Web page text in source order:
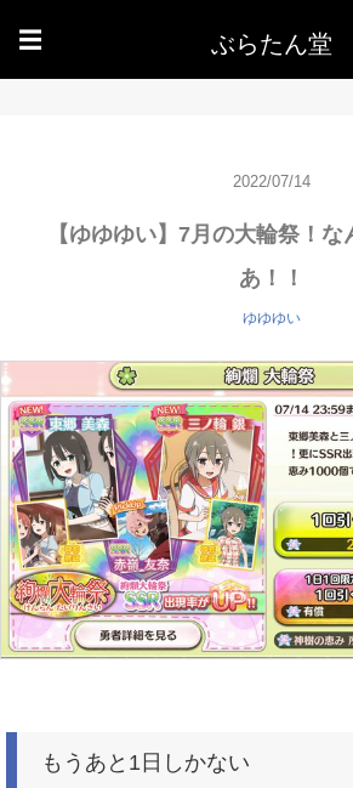
☰ ぶらたん堂
2022/07/14
【ゆゆゆい】7月の大輪祭！
あ！！
ゆゆゆい
もうあと1日しかない